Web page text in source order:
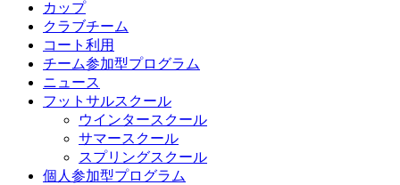
カップ
クラブチーム
コート利用
チーム参加型プログラム
ニュース
フットサルスクール
ウインタースクール
サマースクール
スプリングスクール
個人参加型プログラム